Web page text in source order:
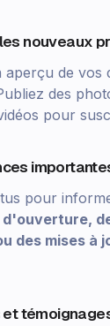
nouveaux
de vos
des
pour
pour
d'ouverture,
des mises à
et